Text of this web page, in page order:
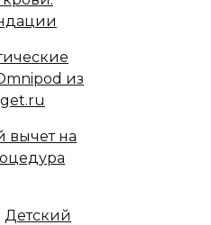
из
вычет на
Детский